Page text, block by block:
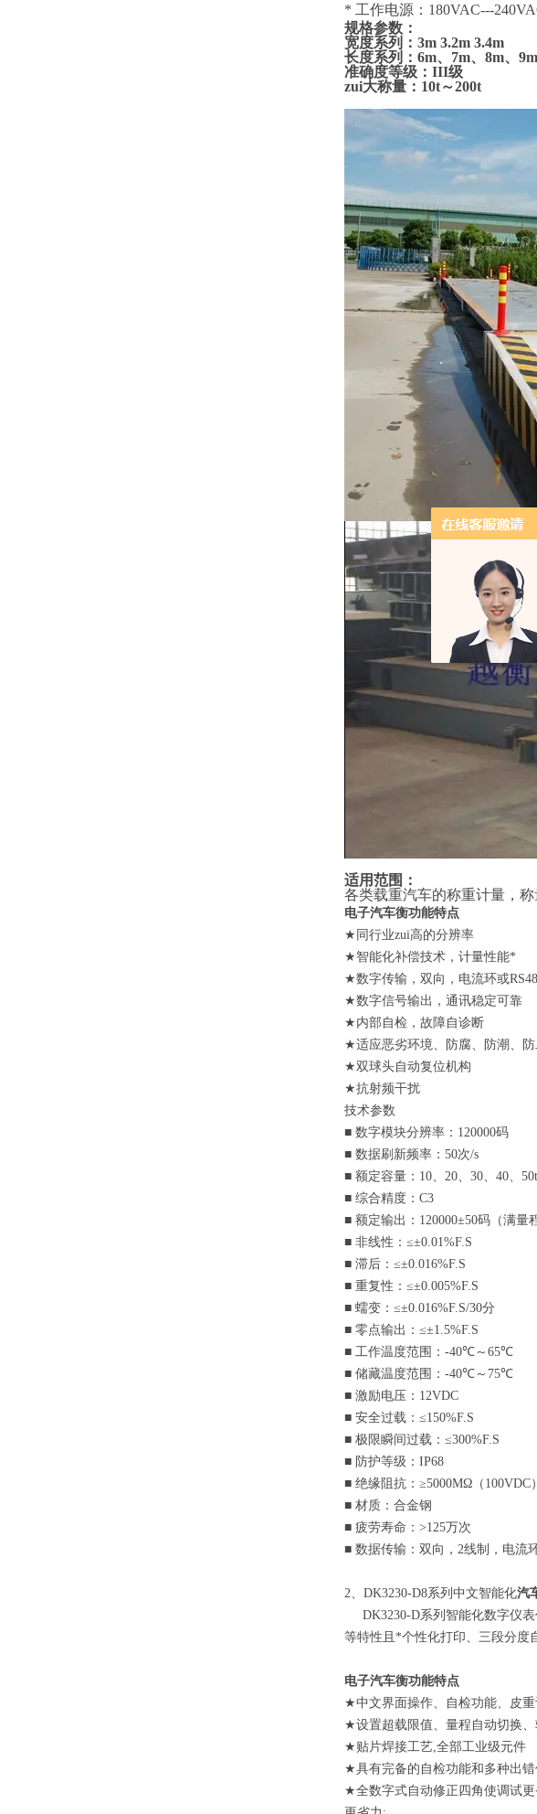
* 工作电源：180VAC---
规格参数 ：
宽度系列：3m 3.2m 3.4m
长度系列：6m、7m、8m、
准确度等级：III级
zui大称量：10t～200t
适用范围：
各类载重汽车的称重计量，
电子汽车衡功能特点
★ 同行业zui高的分辨率
★ 智能化补偿技术，计量性能*
★数字传输，双向，电流环或
★数字信号输出，通讯稳定可靠
★ 内部自检，故障自诊断
★适应恶劣环境、防腐、防潮、
★双球头自动复位机构
★抗射频干扰
技术参数
■ 数字模块分辨率： 120000码
■ 数据刷新频率： 50次/s
■ 额定容量： 10 20 30 40
50t
■ 综合精度： C3
■ 额定输出： 120000±50码（满量
■ 非线性： ≤±0.01%F.S
■ 滞后： ≤±0.016%F.S
■ 重复性： ≤±0.005%F.S
■ 蠕变： ≤±0.016%F.S/30分
■ 零点输出： ≤±1.5%F.S
■ 工作温度范围： -40℃ ～ 65℃
■ 储藏温度范围： -40℃ ～ 75℃
■ 激励电压： 12VDC
■ 安全过载： ≤150%F.S
■ 极限瞬间过载： ≤300%F.S
■ 防护等级： IP68
■ 绝缘阻抗： ≥5000MΩ （ 100VDC）
■ 材质：合金钢
■ 疲劳寿命： >125万次
■ 数据传输：双向， 2线制，电流
2 DK3230-D8系列中文智能化汽
DK3230-D系列智能化数字仪
等特性且*个性化打印、三段分度
电子汽车衡功能特点
★中文界面操作、自检功能、皮
★设置超载限值、量程自动切换
★ 贴片焊接工艺 全部工业级元件
★具有完备的自检功能和多种出
★全数字式自动修正四角使调试更